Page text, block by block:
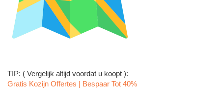
TIP: ( Vergelijk altijd voordat u koopt ):
Gratis Kozijn Offertes | Bespaar Tot 40%‎